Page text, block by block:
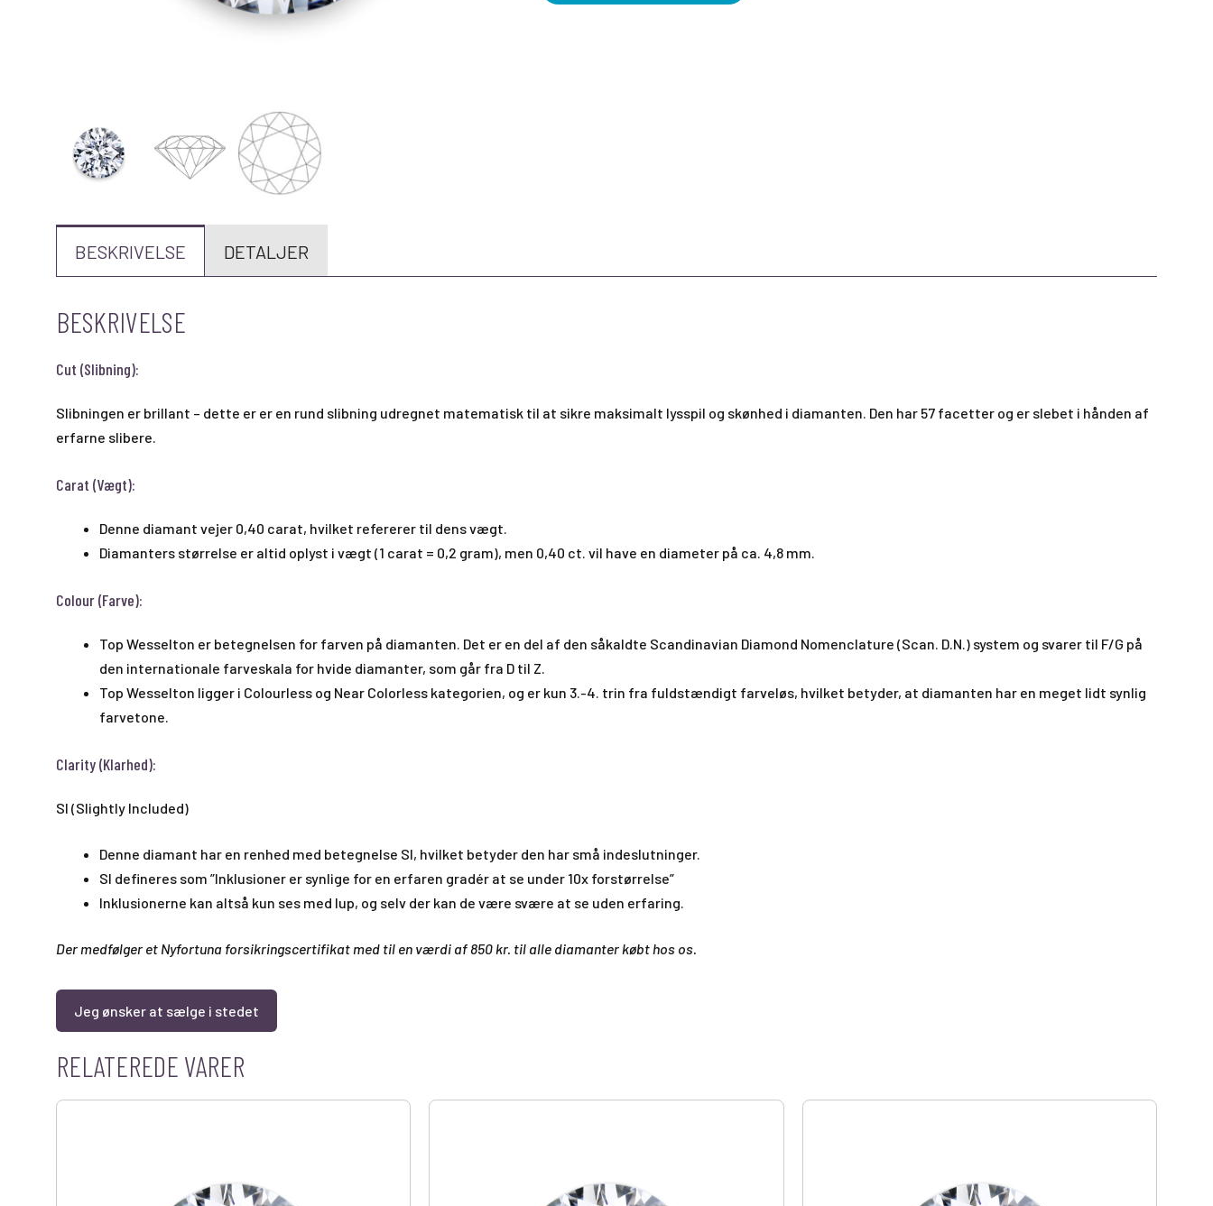
BESKRIVELSE DETALJER
BESKRIVELSE
Cut (Slibning):
Slibningen er brillant – dette er er en rund slibning udregnet matematisk til at sikre maksimalt lysspil og skønhed i diamanten. Den har 57 facetter og er slebet i hånden af
erfarne slibere.
Carat (Vægt):
Denne diamant vejer 0,40 carat, hvilket refererer til dens vægt.
Diamanters størrelse er altid oplyst i vægt (1 carat = 0,2 gram), men 0,40 ct. vil have en diameter på ca. 4,8 mm.
Colour (Farve):
Top Wesselton er betegnelsen for farven på diamanten. Det er en del af den såkaldte Scandinavian Diamond Nomenclature (Scan. D.N.) system og svarer til F/G på
den internationale farveskala for hvide diamanter, som går fra D til Z.
Top Wesselton ligger i Colourless og Near Colorless kategorien, og er kun 3.-4. trin fra fuldstændigt farveløs, hvilket betyder, at diamanten har en meget lidt synlig
farvetone.
Clarity (Klarhed):
SI (Slightly Included)
Denne diamant har en renhed med betegnelse SI, hvilket betyder den har små indeslutninger.
SI defineres som ”Inklusioner er synlige for en erfaren gradér at se under 10x forstørrelse”
Inklusionerne kan altså kun ses med lup, og selv der kan de være svære at se uden erfaring.
Der medfølger et Nyfortuna forsikringscertifikat med til en værdi af 850 kr. til alle diamanter købt hos os.
Jeg ønsker at sælge i stedet
RELATEREDE VARER